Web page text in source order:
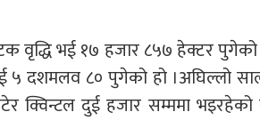
वृद्धि भई १७ हजार ८५७ हेक्टर
५ दशमलव ८० पुगेको हो ।अघिल्लो
क्विन्टल दुई हजार सम्ममा भइरहेको